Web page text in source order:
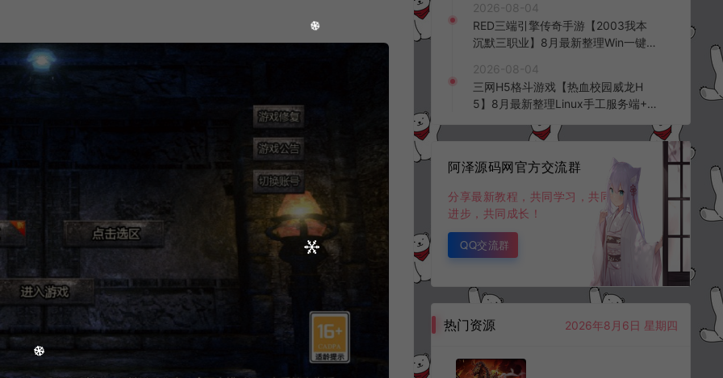
K授权后台+安卓苹果双端+详细搭建
教程+视频教程
2026-08-04
RED三端引擎传奇手游【2003我本
沉默三职业】8月最新整理Win一键
2026-08-04
三网H5格斗游戏【热血校园威龙H
5】8月最新整理Linux手工服务端+W
户端+详细搭建教程
阿泽源码网官方交流群
分享最新教程，共同学习，共同
进步，共同成长！
QQ交流群
热门资源 2026年8月6日 星期四